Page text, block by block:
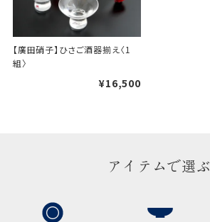
手提袋はお付けできません。
ギフト袋について
手提袋はお付けできません。
手提げ袋について
【廣田硝子】ひさご酒器揃え〈1
組〉
¥16,500
アイテムで選ぶ